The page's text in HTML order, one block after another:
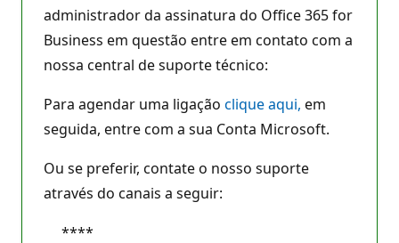
administrador da assinatura do Office 365 for
Business em questão entre em contato com a
nossa central de suporte técnico:
Para agendar uma ligação clique aqui, em
seguida, entre com a sua Conta Microsoft.
Ou se preferir, contate o nosso suporte
através do canais a seguir:
****